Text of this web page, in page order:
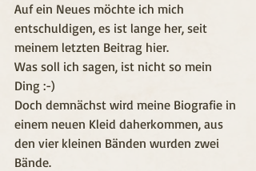
Auf ein Neues möchte ich mich
entschuldigen, es ist lange her, seit
meinem letzten Beitrag hier.
Was soll ich sagen, ist nicht so mein
Ding :-)
Doch demnächst wird meine Biografie in
einem neuen Kleid daherkommen, aus
den vier kleinen Bänden wurden zwei
Bände.